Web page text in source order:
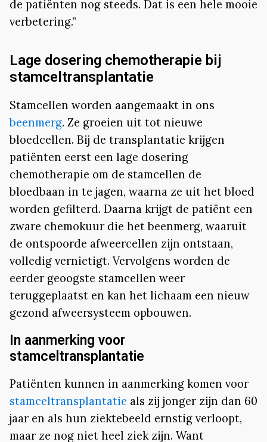
de patiënten nog steeds. Dat is een hele mooie
verbetering.”
Lage dosering chemotherapie bij
stamceltransplantatie
Stamcellen worden aangemaakt in ons
beenmerg. Ze groeien uit tot nieuwe
bloedcellen. Bij de transplantatie krijgen
patiënten eerst een lage dosering
chemotherapie om de stamcellen de
bloedbaan in te jagen, waarna ze uit het bloed
worden gefilterd. Daarna krijgt de patiënt een
zware chemokuur die het beenmerg, waaruit
de ontspoorde afweercellen zijn ontstaan,
volledig vernietigt. Vervolgens worden de
eerder geoogste stamcellen weer
teruggeplaatst en kan het lichaam een nieuw
gezond afweersysteem opbouwen.
In aanmerking voor
stamceltransplantatie
Patiënten kunnen in aanmerking komen voor
stamceltransplantatie als zij jonger zijn dan 60
jaar en als hun ziektebeeld ernstig verloopt,
maar ze nog niet heel ziek zijn. Want